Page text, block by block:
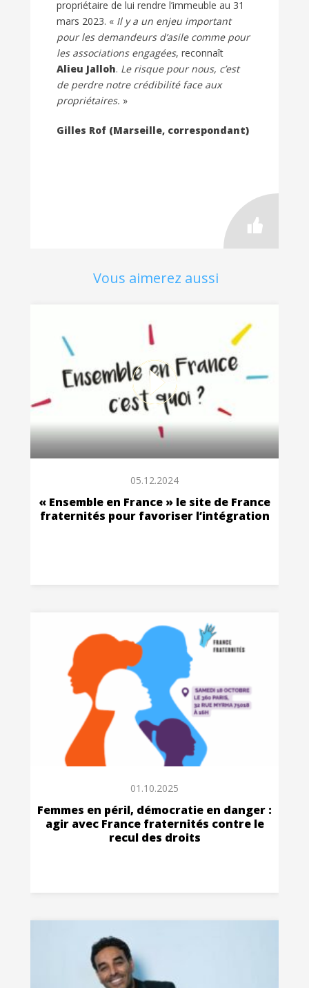
propriétaire de lui rendre l’immeuble au 31
mars 2023. « Il y a un enjeu important
pour les demandeurs d’asile comme pour
les associations engagées, reconnaît
Alieu Jalloh. Le risque pour nous, c’est
de perdre notre crédibilité face aux
propriétaires. »
Gilles Rof (Marseille, correspondant)
Vous aimerez aussi
05.12.2024
« Ensemble en France » le site de France
fraternités pour favoriser l’intégration
01.10.2025
Femmes en péril, démocratie en danger :
agir avec France fraternités contre le
recul des droits